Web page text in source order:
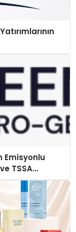
Emisyonlu
TSSA